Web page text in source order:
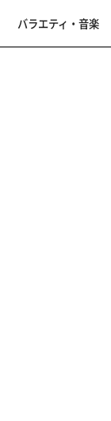
バラエティ・音楽